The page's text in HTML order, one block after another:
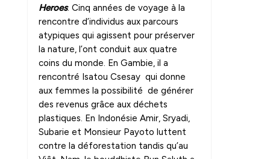
Heroes. Cinq années de voyage à la
rencontre d’individus aux parcours
atypiques qui agissent pour préserver
la nature, l’ont conduit aux quatre
coins du monde. En Gambie, il a
rencontré Isatou Csesay qui donne
aux femmes la possibilité de générer
des revenus grâce aux déchets
plastiques. En Indonésie Amir, Sryadi,
Subarie et Monsieur Payoto luttent
contre la déforestation tandis qu’au